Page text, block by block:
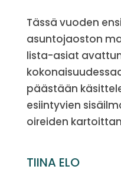
Tässä vuoden
asuntojaoston
lista-asiat
päästään
esiintyvien
oireiden
TIINA ELO